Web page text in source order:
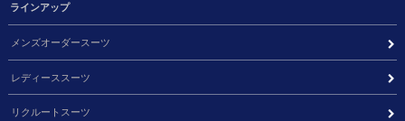
ラインアップ
メンズオーダースーツ
レディーススーツ
リクルートスーツ